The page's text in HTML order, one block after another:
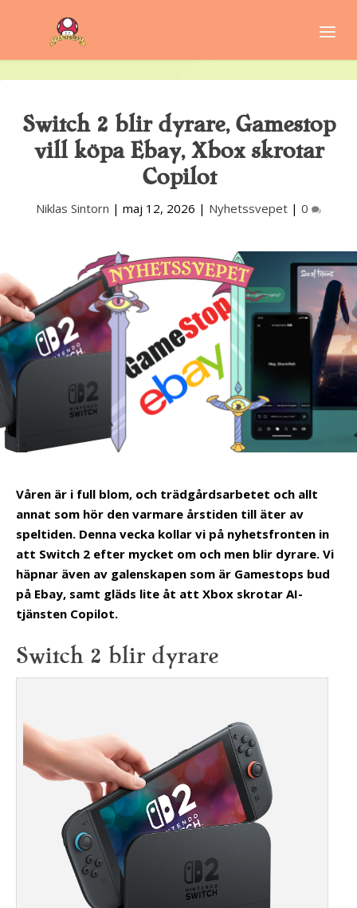
Switch 2 blir dyrare, Gamestop
vill köpa Ebay, Xbox skrotar
Copilot
Niklas Sintorn | maj 12, 2026 | Nyhetssvepet | 0
Våren är i full blom, och trädgårdsarbetet och allt
annat som hör den varmare årstiden till äter av
speltiden. Denna vecka kollar vi på nyhetsfronten in
att Switch 2 efter mycket om och men blir dyrare. Vi
häpnar även av galenskapen som är Gamestops bud
på Ebay, samt gläds lite åt att Xbox skrotar AI-
tjänsten Copilot.
Switch 2 blir dyrare